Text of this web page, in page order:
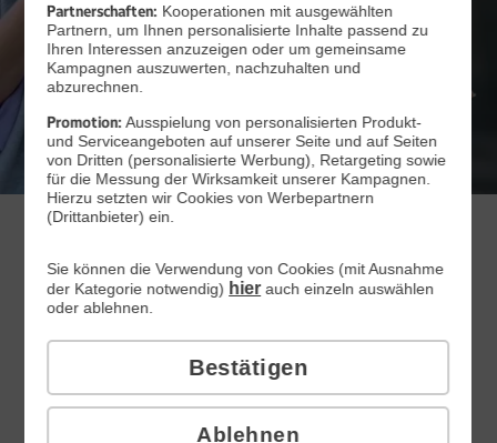
Zum Angebot
WEB.DE Handytarife
All-Net-Flat
mit passgenauen GB
Partnerschaften: Kooperationen mit ausgewählten
Partnern, um Ihnen personalisierte Inhalte passend zu
Ihren Interessen anzuzeigen oder um gemeinsame
Kampagnen auszuwerten, nachzuhalten und
abzurechnen.
Promotion:Ausspielung von personalisierten Produkt-
und Serviceangeboten auf unserer Seite und auf Seiten
von Dritten (personalisierte Werbung), Retargeting sowie
für die Messung der Wirksamkeit unserer Kampagnen.
Hierzu setzten wir Cookies von Werbepartnern
(Drittanbieter) ein.
Ablehnen
Sie können die Verwendung von Cookies (mit Ausnahme
der Kategorie notwendig) hierauch einzeln auswählen
oder ablehnen.
Bestätigen